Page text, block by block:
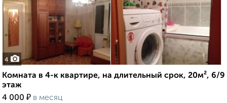
4
Комната в 4-к квартире, на длительный срок, 20м², 6/9
этаж
4 000 ₽ в месяц